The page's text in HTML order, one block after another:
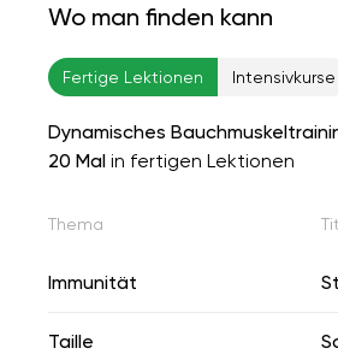
Wo man finden kann
Fertige Lektionen Intensivkurse
Dynamisches
20 Mal in fertigen Lektionen
Thema
Immunität
Taille